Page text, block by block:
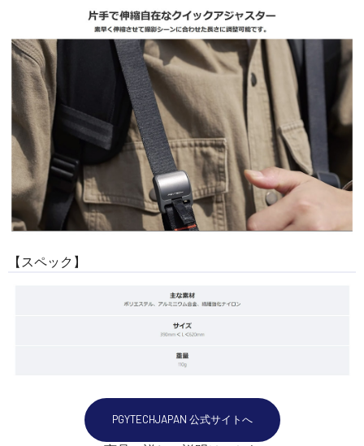
【スペック】
PGYTECHJAPAN 公式サイトへ